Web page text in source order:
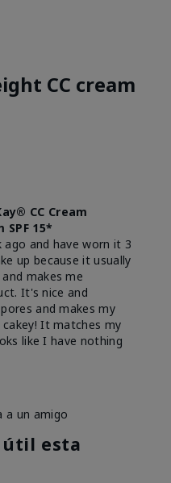
CC cream
CC Cream
SPF 15*
and have worn it 3
up because it usually
makes me
It's nice and
and makes my
It matches my
like I have nothing
a un amigo
útil esta